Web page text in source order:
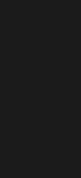
は、患者の死因について
ればならなくなる。ハル